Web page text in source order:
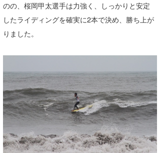
のの、桜岡甲太選手は力強く、しっかりと安定
したライディングを確実に2本で決め、勝ち上が
りました。